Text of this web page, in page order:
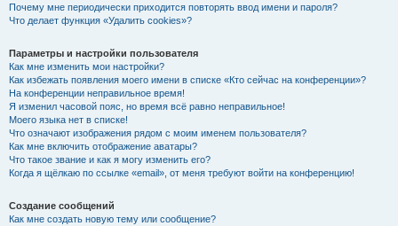
Почему мне периодически приходится повторять ввод имени и пароля?
Что делает функция «Удалить cookies»?
Параметры и настройки пользователя
Как мне изменить мои настройки?
Как избежать появления моего имени в списке «Кто сейчас на конференции»?
На конференции неправильное время!
Я изменил часовой пояс, но время всё равно неправильное!
Моего языка нет в списке!
Что означают изображения рядом с моим именем пользователя?
Как мне включить отображение аватары?
Что такое звание и как я могу изменить его?
Когда я щёлкаю по ссылке «email», от меня требуют войти на конференцию!
Создание сообщений
Как мне создать новую тему или сообщение?